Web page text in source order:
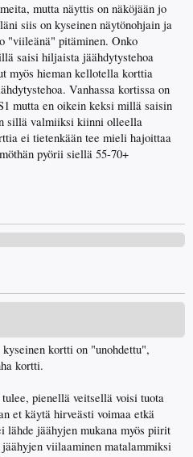
mutta näyttis on näköjään jo
siis on kyseinen näytönohjain ja
"viileänä" pitäminen. Onko
saisi hiljaista jäähdytystehoa
myös hieman kellotella korttia
Vanhassa kortissa on
mutta en oikein keksi millä saisin
sillä valmiiksi kiinni olleella
ei tietenkään tee mieli hajoittaa
pyörii siellä 55-70+
kortti on "unohdettu",
kortti.
pienellä veitsellä voisi tuota
et käytä hirveästi voimaa etkä
lähde jäähyjen mukana myös piirit
viilaaminen matalammiksi